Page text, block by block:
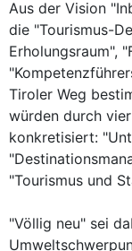
Aus der Vision
die "Tourismus-
Erholungsraum",
Tiroler Weg
würden durch
konkretisiert:
"Tourismus und
"Völlig neu" sei